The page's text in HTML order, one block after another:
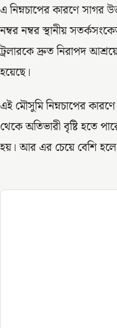
এ নিম্নচাপের কারণে সাগর
নম্বর নম্বর স্থানীয়
ট্রলারকে দ্রুত নিরাপদ
হয়েছে।
এই মৌসুমি নিম্নচাপের
থেকে অতিভারী বৃষ্টি হতে
হয়। আর এর চেয়ে বেশি হলে